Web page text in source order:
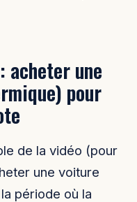
acheter une
pour
de la vidéo (pour
une voiture
période où la